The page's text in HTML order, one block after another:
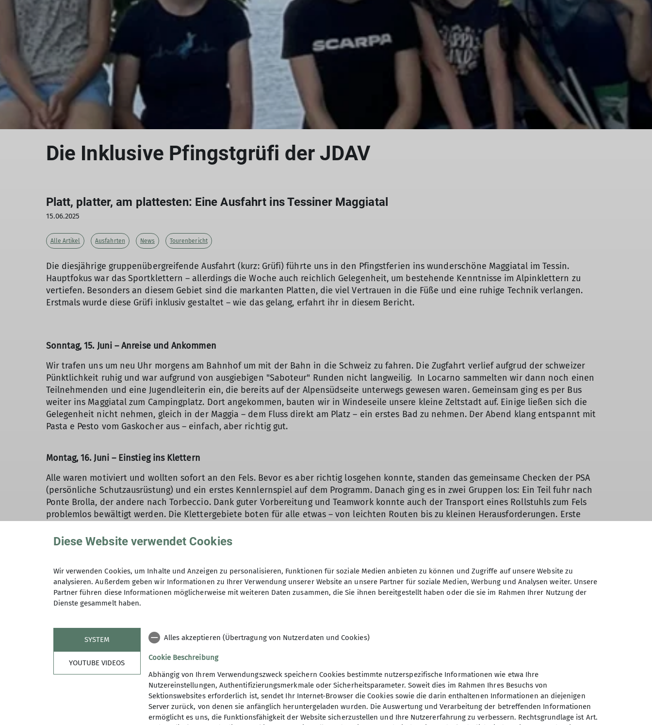
Die Inklusive Pfingstgrüfi der JDAV
Platt, platter, am plattesten: Eine Ausfahrt ins Tessiner Maggiatal
15.06.2025
Alle Artikel Ausfahrten News Tourenbericht
Die diesjährige gruppenübergreifende Ausfahrt (kurz: Grüfi) führte uns in den Pfingstferien ins wunderschöne Maggiatal im Tessin.
Hauptfokus war das Sportklettern – allerdings die Woche auch reichlich Gelegenheit, um bestehende Kenntnisse im Alpinklettern zu
vertiefen. Besonders an diesem Gebiet sind die markanten Platten, die viel Vertrauen in die Füße und eine ruhige Technik verlangen.
Erstmals wurde diese Grüfi inklusiv gestaltet – wie das gelang, erfahrt ihr in diesem Bericht.
Sonntag, 15. Juni – Anreise und Ankommen
Wir trafen uns um neu Uhr morgens am Bahnhof um mit der Bahn in die Schweiz zu fahren. Die Zugfahrt verlief aufgrud der schweizer
Pünktlichkeit ruhig und war aufgrund von ausgiebigen "Saboteur" Runden nicht langweilig. In Locarno sammelten wir dann noch einen
Teilnehmenden und eine Jugendleiterin ein, die bereits auf der Alpensüdseite unterwegs gewesen waren. Gemeinsam ging es per Bus
weiter ins Maggiatal zum Campingplatz. Dort angekommen, bauten wir in Windeseile unsere kleine Zeltstadt auf. Einige ließen sich die
Gelegenheit nicht nehmen, gleich in der Maggia – dem Fluss direkt am Platz – ein erstes Bad zu nehmen. Der Abend klang entspannt mit
Pasta e Pesto vom Gaskocher aus – einfach, aber richtig gut.
Montag, 16. Juni – Einstieg ins Klettern
Alle waren motiviert und wollten sofort an den Fels. Bevor es aber richtig losgehen konnte, standen das gemeinsame Checken der PSA
(persönliche Schutzausrüstung) und ein erstes Kennlernspiel auf dem Programm. Danach ging es in zwei Gruppen los: Ein Teil fuhr nach
Ponte Brolla, der andere nach Torbeccio. Dank guter Vorbereitung und Teamwork konnte auch der Transport eines Rollstuhls zum Fels
problemlos bewältigt werden. Die Klettergebiete boten für alle etwas – von leichten Routen bis zu kleinen Herausforderungen. Erste
Auch an diesem Tag stand Ponte Brolla im Fokus. Die Teilnehmenden wurden in kleinere Gruppen eingeteilt. Eine Gruppe durfte direkt los
in ihre erste Mehrseillängentour, die anderen vertieften zunächst ihre Sportklettertechnik. Nach und nach durften auch weitere Gruppen
in die Wand einsteigen. Jugendleiter*innen überprüften regelmäßig die gebauten Stände und gaben Tipps.
Hoffnung auf eine erfrischende Badestelle. Der Rückweg war teils abenteuerlich und bot botanisch einiges zu sehen. Die entdeckte
„Privatbucht“ lag versteckt, mit einem kleinen Sandstreifen und schattigen Bäumen, die fast ein tropisches Flair erzeugten. Zwar war der
Einstieg ins Wasser wegen der glitschigen Felsen knifflig, doch weiter flussaufwärts entdeckte man eine große, gut erschlossene Badestelle
– inklusive Sandboden.
Später traf auch die erste Seilschaft dort ein und kühlte sich ab. Beim Rückweg wurde kurzerhand über ein Brückengeländer „abgekürzt“.
Im Camp angekommen, trudelten nach und nach alle Gruppen ein. Zum Abendessen gab es Chili sin Carne. Trotz anfänglicher Skepsis über
die Zutaten (Linsen statt Karotten) war es schnell verputzt. Während die Jugendleiter*innen sich zur Abendbesprechung trafen, nutzten
die anderen die Zeit zum Slacklinen, Chillen im Calisthenics-Park oder Sonnenbrand eincremen. Danach fand die gemeinsame
Diese Website verwendet Cookies
Wir verwenden Cookies, um Inhalte und Anzeigen zu personalisieren, Funktionen für soziale Medien anbieten zu können und Zugriffe auf unsere Website zu
analysieren. Außerdem geben wir Informationen zu Ihrer Verwendung unserer Website an unsere Partner für soziale Medien, Werbung und Analysen weiter. Unsere
Partner führen diese Informationen möglicherweise mit weiteren Daten zusammen, die Sie ihnen bereitgestellt haben oder die sie im Rahmen Ihrer Nutzung der
Dienste gesammelt haben.
SYSTEM
YOUTUBE VIDEOS
Alles akzeptieren (Übertragung von Nutzerdaten und Cookies)
Cookie Beschreibung
Abhängig von Ihrem Verwendungszweck speichern Cookies bestimmte nutzerspezifische Informationen wie etwa Ihre
Nutzereinstellungen, Authentifizierungsmerkmale oder Sicherheitsparameter. Soweit dies im Rahmen Ihres Besuchs von
Sektionswebsites erforderlich ist, sendet Ihr Internet-Browser die Cookies sowie die darin enthaltenen Informationen an diejenigen
Server zurück, von denen sie anfänglich heruntergeladen wurden. Die Auswertung und Verarbeitung der betreffenden Informationen
ermöglicht es uns, die Funktionsfähigkeit der Website sicherzustellen und Ihre Nutzererfahrung zu verbessern. Rechtsgrundlage ist Art.